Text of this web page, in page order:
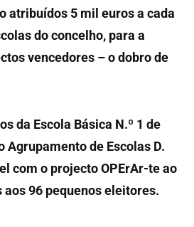
atribuídos 5 mil euros a cada
do concelho, para a
vencedores – o dobro de
da Escola Básica N.º 1 de
Agrupamento de Escolas D.
com o projecto OPErAr-te ao
96 pequenos eleitores.